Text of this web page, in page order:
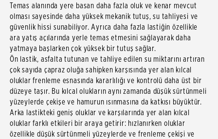
Temas alanında yere basan daha fazla oluk ve kenar mevcut
olması sayesinde daha yüksek mekanik tutuş, su tahliyesi ve
güvenlik hissi sunabiliyor. Ayrıca daha fazla lastiğin özellikle
ara yatış açılarında yerle temas etmesini sağlayarak daha
yatmaya başlarken çok yüksek bir tutuş sağlar.
Ön lastik, asfalta tutunan ve tahliye edilen su miktarını artıran
çok sayıda çapraz oluğa sahipken karşısında yer alan kılcal
oluklar frenleme esnasında kararlılığı ve kontrolü daha üst bir
düzeye taşır. Bu kılcal olukların aynı zamanda düşük sürtünmeli
yüzeylerde çekişe ve hamurun ısınmasına da katkısı büyüktür.
Arka lastikteki geniş oluklar ve karşılarında yer alan kılcal
oluklar farklı etkileri bir araya getirir: hızlanırken oluklar
özellikle düşük sürtünmeli yüzeylerde ve frenleme çekişi ve